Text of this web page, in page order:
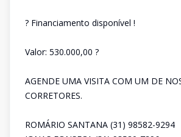
? Financiamento disponível !
Valor: 530.000,00 ?
AGENDE UMA VISITA COM UM DE
CORRETORES.
ROMÁRIO SANTANA (31) 98582-9294